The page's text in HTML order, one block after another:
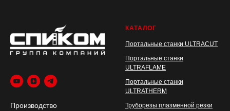
Производство
КАТА ЛОГ
Портальные станки ULTRACUT
Портальные станки
ULTRAFLAME
Портальные станки
ULTRATHERM
Труборезы плазменной резки